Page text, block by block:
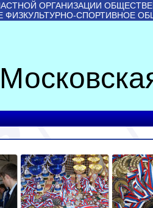
ОРГАНИЗАЦИИ
ФИЗКУЛЬТУРНО-СПОРТИВНОЕ